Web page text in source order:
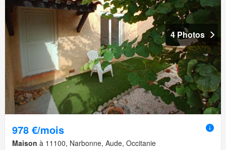
4 Photos
978 €/mois
Maison à 11100, Narbonne, Aude, Occitanie